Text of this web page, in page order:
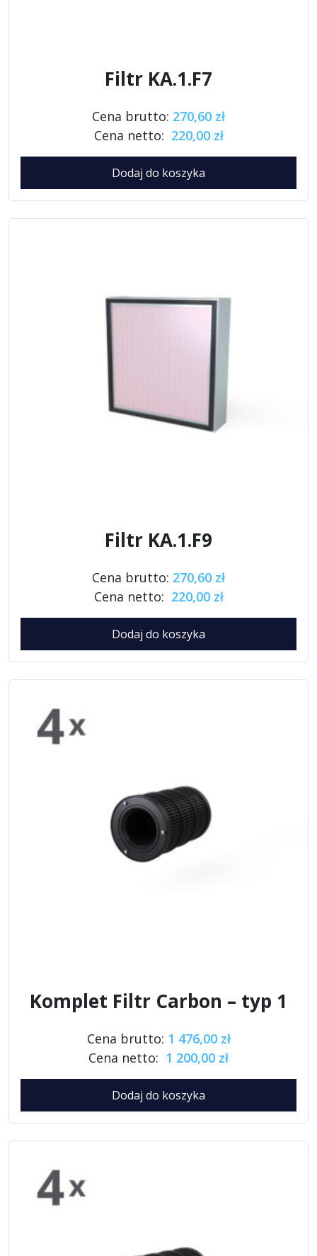
Filtr KA.1.F7
Cena brutto: 270,60 zł
Cena netto: 220,00 zł
Dodaj do koszyka
Filtr KA.1.F9
Cena brutto: 270,60 zł
Cena netto: 220,00 zł
Dodaj do koszyka
Komplet Filtr Carbon – typ 1
Cena brutto: 1 476,00 zł
Cena netto: 1 200,00 zł
Dodaj do koszyka